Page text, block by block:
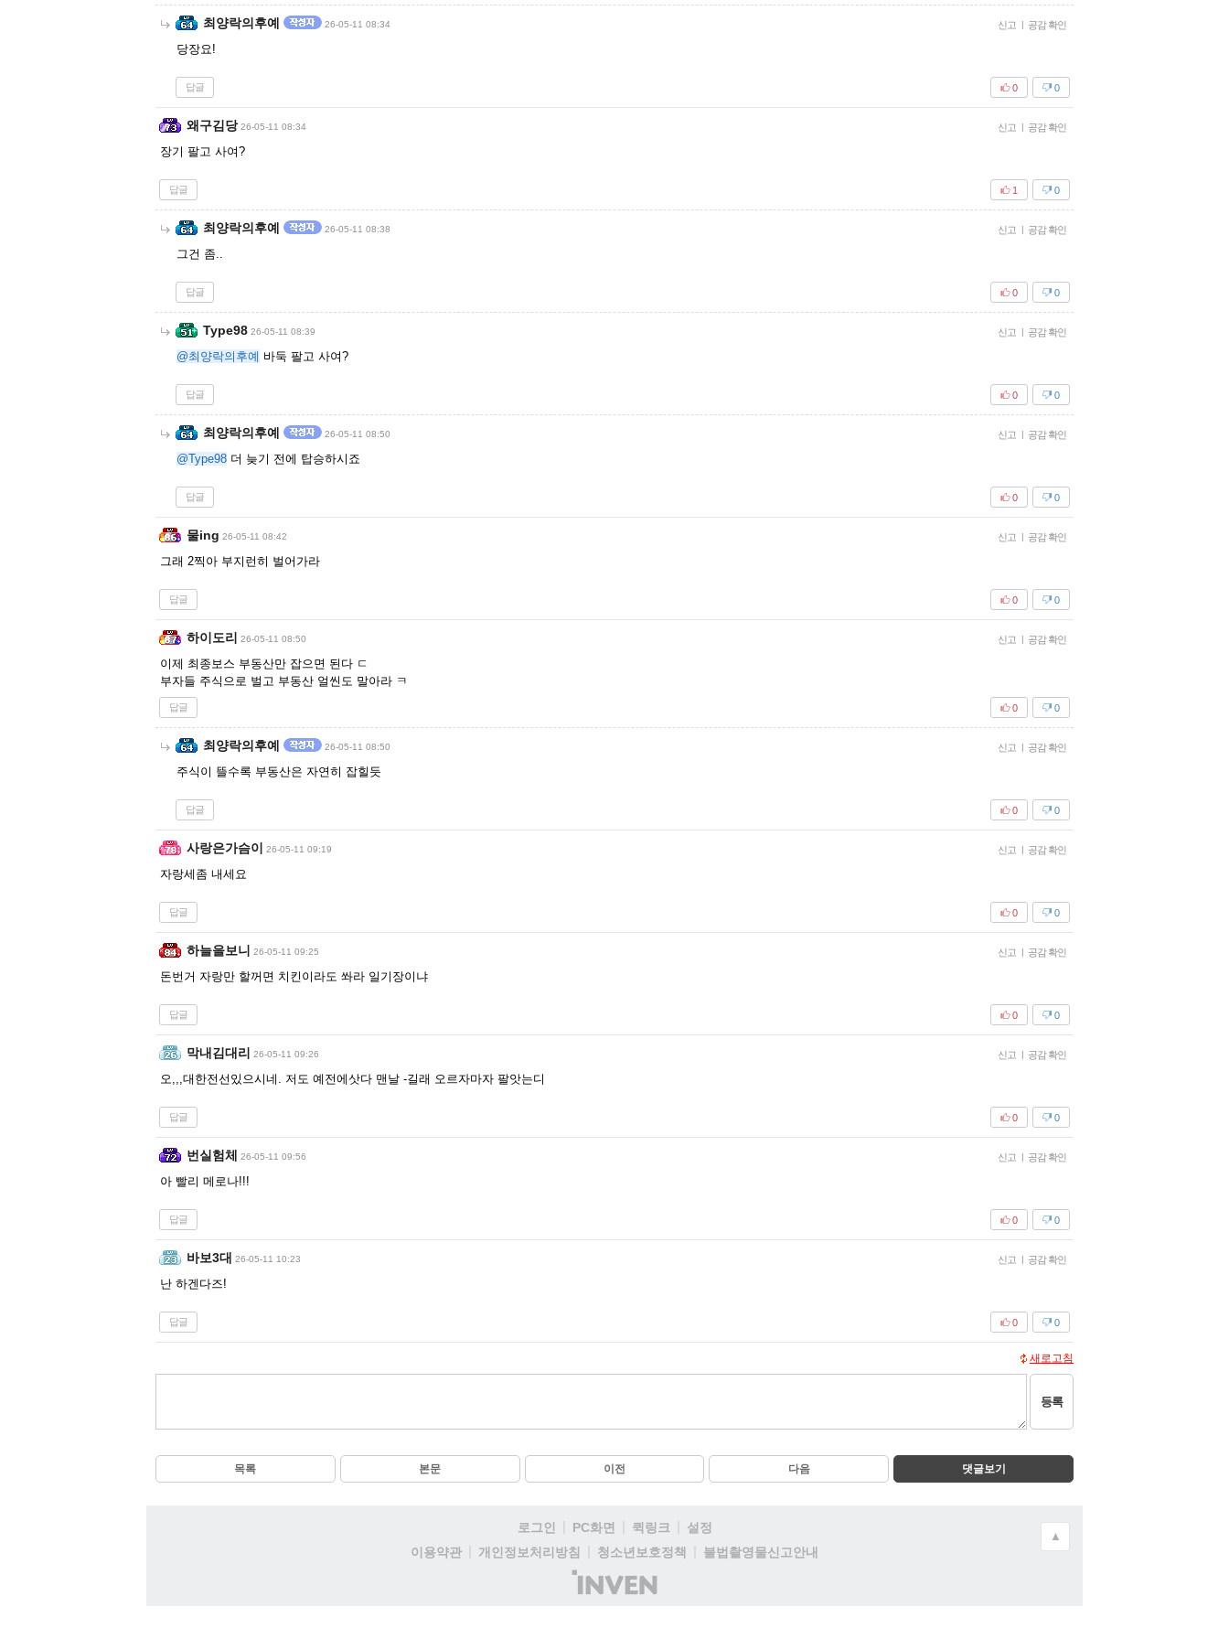
최양락의후예 26-05-11 08:34 신고 | 공감 확인
당장요!
답글 0
0
왜구김당 26-05-11 08:34 신고 | 공감 확인
장기 팔고 사여?
답글 0
1
최양락의후예 26-05-11 08:38 신고 | 공감 확인
그건 좀..
답글 0
0
Type98 26-05-11 08:39 신고 | 공감 확인
@최양락의후예 바둑 팔고 사여?
답글 0
0
최양락의후예 26-05-11 08:50 신고 | 공감 확인
@Type98 더 늦기 전에 탑승하시죠
답글 0
0
물ing 26-05-11 08:42 신고 | 공감 확인
그래 2찍아 부지런히 벌어가라
답글 0
0
하이도리 26-05-11 08:50 신고 | 공감 확인
이제 최종보스 부동산만 잡으면 된다 ㄷ
부자들 주식으로 벌고 부동산 얼씬도 말아라 ㅋ
답글 0
0
최양락의후예 26-05-11 08:50 신고 | 공감 확인
주식이 뜰수록 부동산은 자연히 잡힐듯
답글 0
0
사랑은가슴이 26-05-11 09:19 신고 | 공감 확인
자랑세좀 내세요
답글 0
0
하늘을보니 26-05-11 09:25 신고 | 공감 확인
돈번거 자랑만 할꺼면 치킨이라도 쏴라 일기장이냐
답글 0
0
막내김대리 26-05-11 09:26 신고 | 공감 확인
오,,,대한전선있으시네. 저도 예전에삿다 맨날 -길래 오르자마자 팔앗는디
답글 0
0
번실험체 26-05-11 09:56 신고 | 공감 확인
아 빨리 메로나!!!
답글 0
0
바보3대 26-05-11 10:23 신고 | 공감 확인
난 하겐다즈!
답글 0
0
새로고침
등록
목록 본문 이전 다음 댓글보기
로그인 PC화면 퀵링크
설정
이용약관
개인정보처리방침 청소년보호정책
불법촬영물신고안내
(주)
인
▲